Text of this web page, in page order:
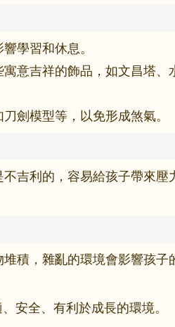
學習和休息。
寓意吉祥的飾品，如文昌塔、
劍模型等，以免形成煞氣。
不吉利的，容易給孩子帶來壓
堆積，雜亂的環境會影響孩子
安全、有利於成長的環境。